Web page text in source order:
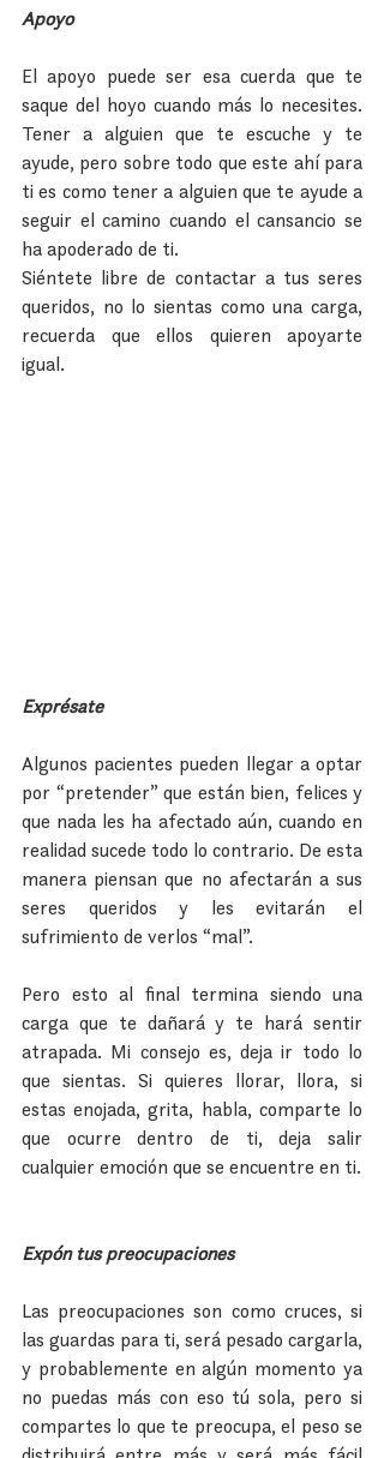
Apoyo
El apoyo puede ser esa cuerda que te
saque del hoyo cuando más lo necesites.
Tener a alguien que te escuche y te
ayude, pero sobre todo que este ahí para
ti es como tener a alguien que te ayude a
seguir el camino cuando el cansancio se
ha apoderado de ti.
Siéntete libre de contactar a tus seres
queridos, no lo sientas como una carga,
recuerda que ellos quieren apoyarte
igual.
Exprésate
Algunos pacientes pueden llegar a optar
por “pretender” que están bien, felices y
que nada les ha afectado aún, cuando en
realidad sucede todo lo contrario. De esta
manera piensan que no afectarán a sus
seres queridos y les evitarán el
sufrimiento de verlos “mal”.
Pero esto al final termina siendo una
carga que te dañará y te hará sentir
atrapada. Mi consejo es, deja ir todo lo
que sientas. Si quieres llorar, llora, si
estas enojada, grita, habla, comparte lo
que ocurre dentro de ti, deja salir
cualquier emoción que se encuentre en ti.
Expón tus preocupaciones
Las preocupaciones son como cruces, si
las guardas para ti, será pesado cargarla,
y probablemente en algún momento ya
no puedas más con eso tú sola, pero si
compartes lo que te preocupa, el peso se